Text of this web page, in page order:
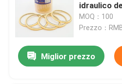
idraulico
MOQ：100
Prezzo：
Miglior prezzo